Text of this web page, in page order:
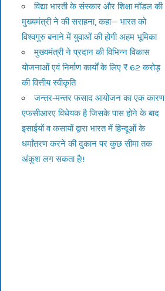
विद्या भारती के संस्कार और शिक्षा मॉडल की
मुख्यमंत्री ने की सराहना, कहा— भारत को
विश्वगुरु बनाने में युवाओं की होगी अहम भूमिका
मुख्यमंत्री ने प्रदान की विभिन्न विकास
योजनाओं एवं निर्माण कार्यों के लिए ₹ 62 करोड़
की वित्तीय स्वीकृति
जन्तर-मन्तर फसाद आयोजन का एक कारण
एफसीआरए विधेयक है जिसके पास होने के बाद
इसाईयों व कसायों द्वारा भारत में हिन्दूओं के
धर्मांतरण करने की दुकान पर कुछ सीमा तक
अंकुश लग सकता है!!